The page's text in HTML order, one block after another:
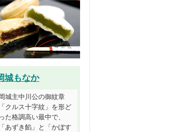
城もなか
岡城主中川公の御紋章
「クルス十字紋」を形ど
った格調高い最中で、
「あずき餡」と「かぼす